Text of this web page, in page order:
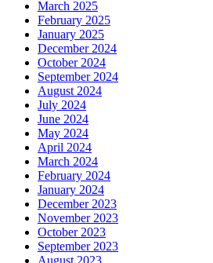
March 2025
February 2025
January 2025
December 2024
October 2024
September 2024
August 2024
July 2024
June 2024
May 2024
April 2024
March 2024
February 2024
January 2024
December 2023
November 2023
October 2023
September 2023
August 2023